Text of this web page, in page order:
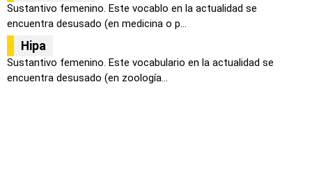
Sustantivo femenino. Este vocablo en la actualidad se
encuentra desusado (en medicina o p...
Hipa
Sustantivo femenino. Este vocabulario en la actualidad se
encuentra desusado (en zoología...